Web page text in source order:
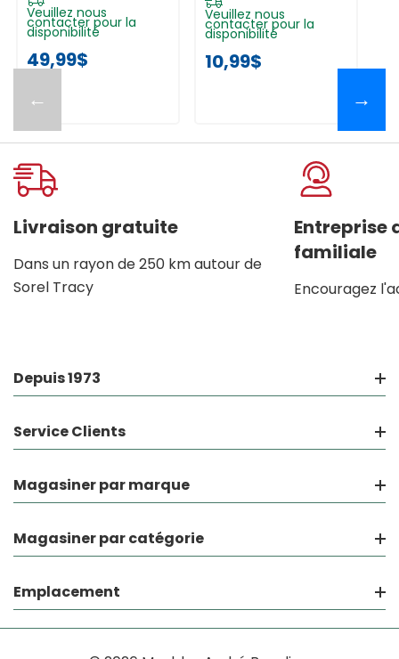
←
Veuillez nous
contacter pour la
disponibilité
49,99$
Veuillez nous
contacter pour la
disponibilité
10,99$
→
Livraison gratuite
Dans un rayon de 250 km autour de
Sorel Tracy
Entreprise
familiale
Encouragez
Depuis 1973
Service Clients
Magasiner par marque
Magasiner par catégorie
Emplacement